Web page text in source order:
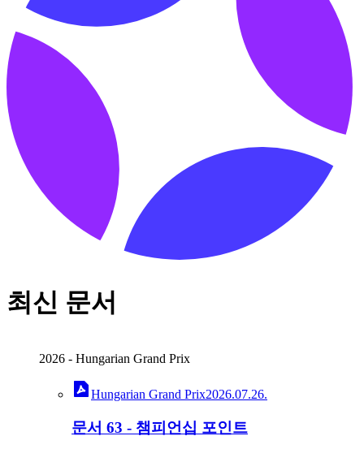
최신 문서
2026 - Hungarian Grand Prix
Hungarian Grand Prix2026.07.26.
문서 63 - 챔피언십 포인트